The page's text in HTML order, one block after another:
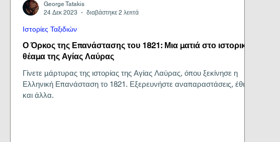
Ο Όρκος της Επανάστασης του 1821: Μια ματιά στο ιστορικό
θέαμα της Αγίας Λαύρας
Γίνετε μάρτυρας της ιστορίας της Αγίας Λαύρας, όπου ξεκίνησε η
Ελληνική Επανάσταση το 1821. Εξερευνήστε αναπαραστάσεις, έθιμα
και άλλα.
Ιστορίες Ταξιδιών
George Tatakis
24 Δεκ 2023
διαβάστηκε 2 λεπτά